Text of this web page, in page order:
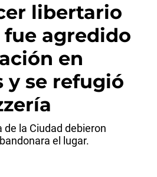
libertario
fue agredido
en
y se refugió
de la Ciudad debieron
el lugar.